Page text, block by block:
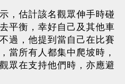
，估計該名觀眾伸手時碰
平衡，幸好自己及其他車
過，他提到當自己在比賽
當所有人都集中爬坡時，
眾在支持他們時，亦應避